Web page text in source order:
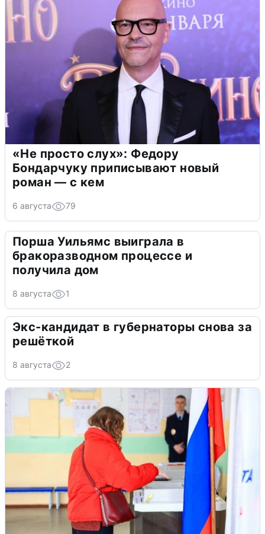
«Не просто слух»: Федору
Бондарчуку приписывают новый
роман — с кем
6 августа 79
Порша Уильямс выиграла в
бракоразводном процессе и
получила дом
8 августа 1
Экс-кандидат в губернаторы снова за
решёткой
8 августа 2